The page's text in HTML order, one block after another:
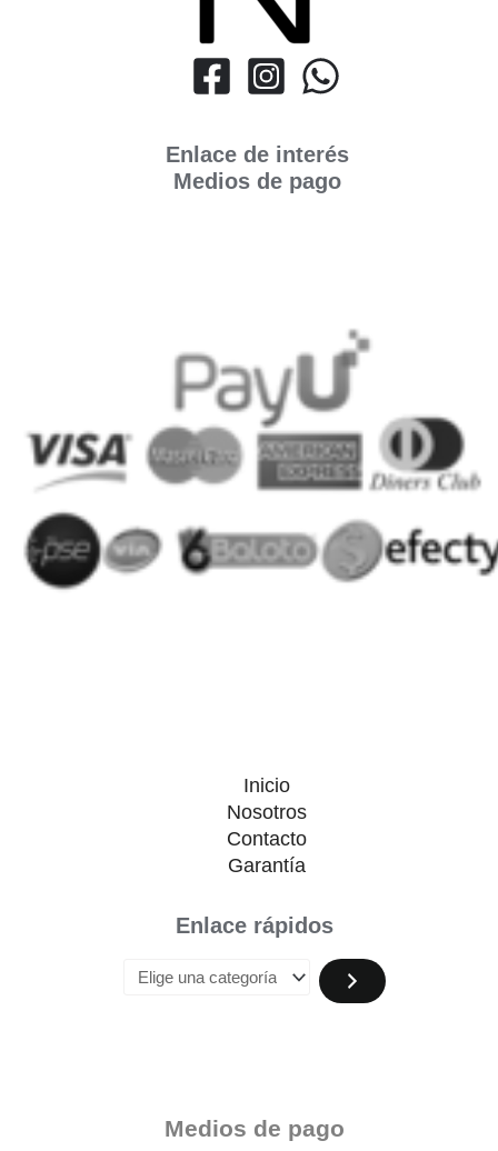
Enlace de interés
Medios de pago
Inicio
Nosotros
Contacto
Garantía
Enlace rápidos
Medios de pago